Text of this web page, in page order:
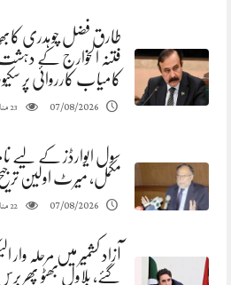
طارق فضل چوہدری
فتنہ الخوارج کے
کامیاب کارروائی پر
07/08/2026
23
سول ایوارڈز کے لیے
مکمل، میرٹ اولین
07/08/2026
22
آزاد کشمیر میں مرحلہ وار
گئے، بلاول بھٹو پھر